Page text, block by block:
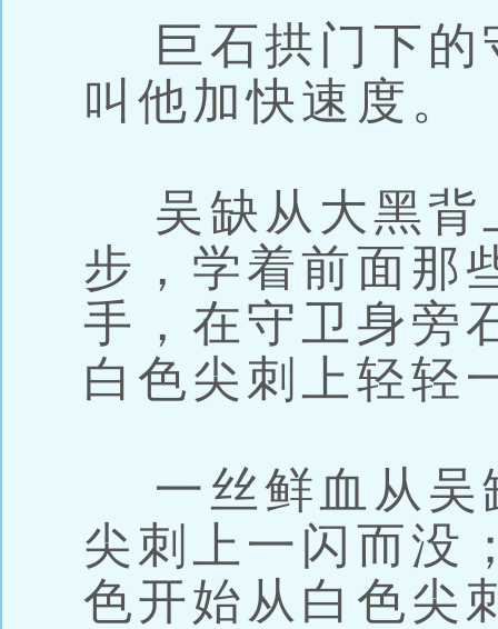
巨石拱门下的
叫他加快速度。
吴缺从大黑背
步，学着前面那
手，在守卫身旁
白色尖刺上轻轻
一丝鲜血从吴
尖刺上一闪而没
色开始从白色尖